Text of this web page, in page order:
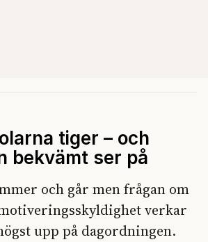
tiger – och
bekvämt ser på
och går men frågan om
verkar
upp på dagordningen.